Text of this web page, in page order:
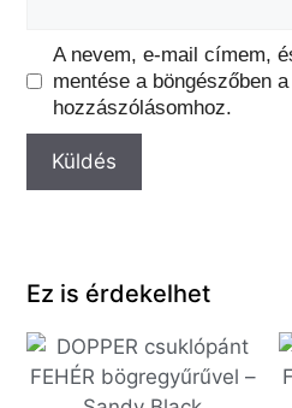
A nevem, e-mail címem,
mentése a böngészőben
hozzászólásomhoz.
Ez is érdekelhet